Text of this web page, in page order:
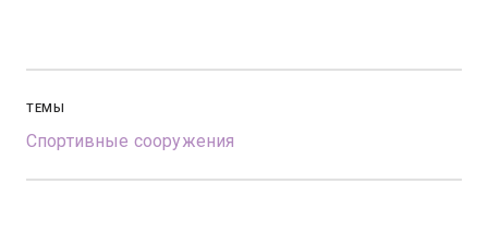
ТЕМЫ
Спортивные сооружения